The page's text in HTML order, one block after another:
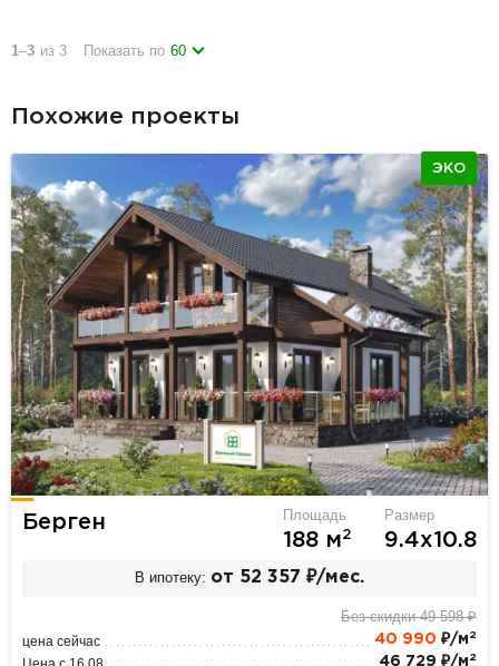
1–3 из 3 Показать по 60
Похожие проекты
ЭКО
Берген Площадь
188 м2
Размер
9.4х10.8
В ипотеку: от 52 357 ₽/мес.
Без скидки 49 598 ₽
цена сейчас 40 990 ₽/м 2
46 729 ₽/м 2